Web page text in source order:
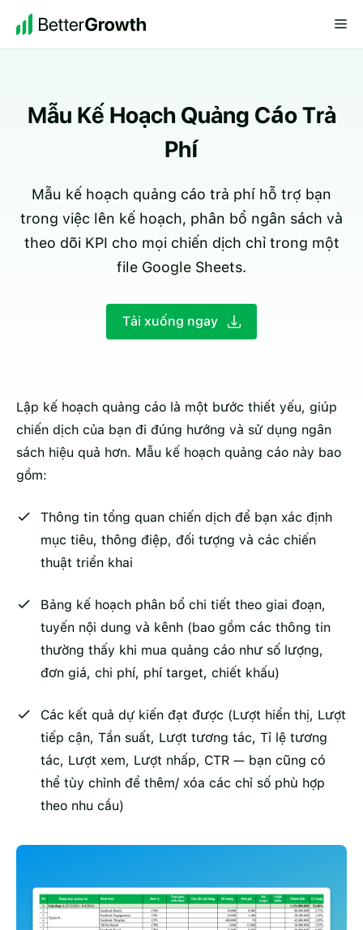
đến
nội
Mẫu Kế Hoạch Quảng Cáo Trả
Phí
Mẫu kế hoạch quảng cáo trả phí hỗ trợ bạn
trong việc lên kế hoạch, phân bổ ngân sách và
theo dõi KPI cho mọi chiến dịch chỉ trong một
file Google Sheets.
Tải xuống ngay
Lập kế hoạch quảng cáo là một bước thiết yếu, giúp
chiến dịch của bạn đi đúng hướng và sử dụng ngân
sách hiệu quả hơn. Mẫu kế hoạch quảng cáo này bao
gồm:
Thông tin tổng quan chiến dịch để bạn xác định
mục tiêu, thông điệp, đối tượng và các chiến
thuật triển khai
Bảng kế hoạch phân bổ chi tiết theo giai đoạn,
tuyến nội dung và kênh (bao gồm các thông tin
thường thấy khi mua quảng cáo như số lượng,
đơn giá, chi phí, phí target, chiết khấu)
Các kết quả dự kiến đạt được (Lượt hiển thị, Lượt
tiếp cận, Tần suất, Lượt tương tác, Tỉ lệ tương
tác, Lượt xem, Lượt nhấp, CTR — bạn cũng có
thể tùy chỉnh để thêm/ xóa các chỉ số phù hợp
theo nhu cầu)